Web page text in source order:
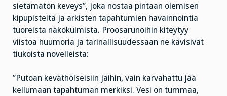
sietämätön keveys”, joka nostaa pintaan olemisen
kipupisteitä ja arkisten tapahtumien havainnointia
tuoreista näkökulmista. Proosarunoihin kiteytyy
viistoa huumoria ja tarinallisuudessaan ne kävisivät
tiukoista novelleista:
”Putoan keväthölseisiin jäihin, vain karvahattu jää
kellumaan tapahtuman merkiksi. Vesi on tummaa,